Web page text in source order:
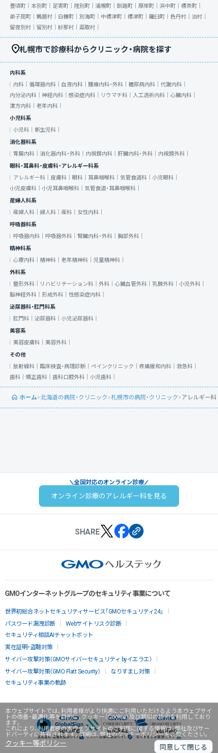
本ウェブサイトでは、利用者様がより快適にご利用いただけるよう本ウェブサイ
トの改善・最適化等を目的に、クッキー（Cookie）及び類似の技術を利用しており
ます。
これにより、利用者様の本ウェブサイトのご利用に関する情報は、弊社及びサー
ドパーティに共有されます。詳細は、弊社のクッキーポリシーをご覧ください。
クッキー等ポリシー 同意して閉じる
豊頃町｜ 本別町｜ 足寄町｜ 陸別町｜ 浦幌町｜ 釧路町｜ 厚岸町｜ 浜中町｜ 標茶町｜
弟子屈町｜ 鶴居村｜ 白糠町｜ 別海町｜ 中標津町｜ 標津町｜ 羅臼町｜ 色丹村｜ 泊村｜
留夜別村｜ 留別村｜ 紗那村｜ 蘂取村｜
札幌市で診療科からクリニック・病院を探す
内科系
内科｜ 循環器内科｜ 血液内科｜ 腫瘍内科・外科｜ 糖尿病内科｜ 代謝内科｜
内分泌内科｜ 神経内科｜ 感染症内科｜ リウマチ科｜ 人工透析内科｜ 心臓内科｜
漢方内科｜ 老年内科｜
小児科系
小児科｜ 新生児科｜
消化器科系
胃腸内科｜ 消化器内科・外科｜ 内視鏡内科｜ 肝臓内科・外科｜ 内視鏡外科｜
眼科・耳鼻科・皮膚科・アレルギー科系
アレルギー科｜ 皮膚科｜ 眼科｜ 耳鼻咽喉科｜ 気管食道科｜ 小児眼科｜
小児皮膚科｜ 小児耳鼻咽喉科｜ 気管食道・耳鼻咽喉科｜
産婦人科系
産婦人科｜ 婦人科｜ 産科｜ 女性内科｜
呼吸器科系
呼吸器内科｜ 呼吸器外科｜ 腎臓内科・外科｜ 胸部外科｜
精神科系
心療内科｜ 精神科｜ 老年精神科｜ 児童精神科｜
外科系
整形外科｜
リハビリテーション科｜ 外科｜ 心臓血管外科｜ 乳腺外科｜ 小児外科｜
脳神経外科｜ 形成外科｜ 性感染症内科｜
泌尿器科・肛門科系
肛門科｜ 泌尿器科｜ 小児泌尿器科｜
美容系
美容皮膚科｜ 美容外科｜
その他
放射線科｜ 臨床検査・病理診断｜ ペインクリニック｜ 疼痛緩和内科｜ 救急科｜
歯科｜ 矯正歯科｜ 歯科口腔外科｜ 小児歯科｜
ホーム>北海道の病院・クリニック>札幌市の病院・クリニック>アレルギー科
全国対応のオンライン診療
オンライン診療のアレルギー科を見る
SHARE
GMOインターネットグループのセキュリティ事業について
世界初総合ネットセキュリティサービス「GMOセキュリティ24」
パスワード漏洩診断
Webサイトリスク診断
セキュリティ相談AIチャットボット
実在証明・盗聴対策
サイバー攻撃対策（GMOサイバーセキュリティ byイエラエ）
サイバー攻撃対策（GMO Flatt Security）
なりすまし対策
セキュリティ事業の軌跡